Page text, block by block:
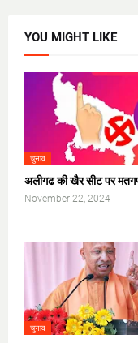
YOU MIGHT LIKE
चुनाव
अलीगढ की खैर सीट पर
November 22, 2024
चुनाव